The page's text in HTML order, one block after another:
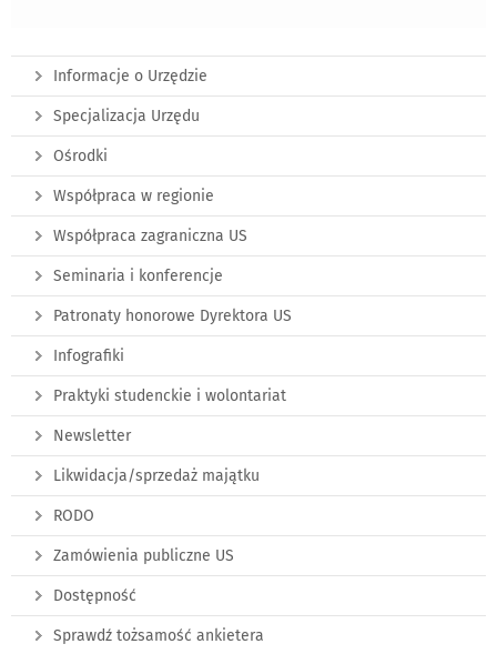
Informacje o Urzędzie
Specjalizacja Urzędu
Ośrodki
Współpraca w regionie
Współpraca zagraniczna US
Seminaria i konferencje
Patronaty honorowe Dyrektora US
Infografiki
Praktyki studenckie i wolontariat
Newsletter
Likwidacja/sprzedaż majątku
RODO
Zamówienia publiczne US
Dostępność
Sprawdź tożsamość ankietera